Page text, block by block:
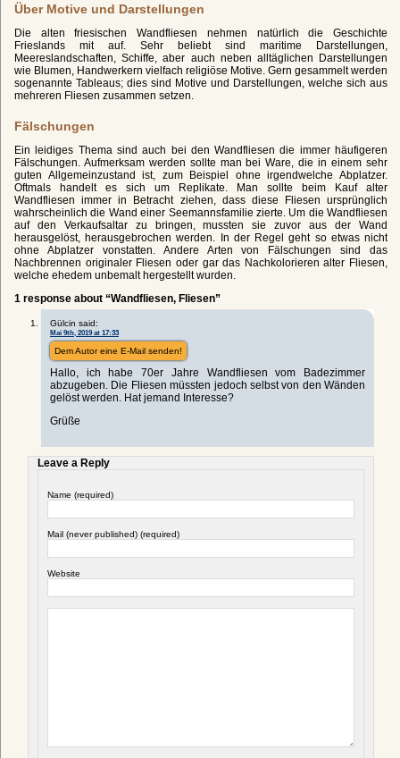
Über Motive und Darstellungen
Die alten friesischen Wandfliesen nehmen natürlich die Geschichte
Frieslands mit auf. Sehr beliebt sind maritime Darstellungen,
Meereslandschaften, Schiffe, aber auch neben alltäglichen Darstellungen
wie Blumen, Handwerkern vielfach religiöse Motive. Gern gesammelt werden
sogenannte Tableaus; dies sind Motive und Darstellungen, welche sich aus
mehreren Fliesen zusammen setzen.
Fälschungen
Ein leidiges Thema sind auch bei den Wandfliesen die immer häufigeren
Fälschungen. Aufmerksam werden sollte man bei Ware, die in einem sehr
guten Allgemeinzustand ist, zum Beispiel ohne irgendwelche Abplatzer.
Oftmals handelt es sich um Replikate. Man sollte beim Kauf alter
Wandfliesen immer in Betracht ziehen, dass diese Fliesen ursprünglich
wahrscheinlich die Wand einer Seemannsfamilie zierte. Um die Wandfliesen
auf den Verkaufsaltar zu bringen, mussten sie zuvor aus der Wand
herausgelöst, herausgebrochen werden. In der Regel geht so etwas nicht
ohne Abplatzer vonstatten. Andere Arten von Fälschungen sind das
Nachbrennen originaler Fliesen oder gar das Nachkolorieren alter Fliesen,
welche ehedem unbemalt hergestellt wurden.
1 response about “Wandfliesen, Fliesen”
Gülcin said:
Mai 9th, 2019 at 17:33
Dem Autor eine E-Mail senden!
Hallo, ich habe 70er Jahre Wandfliesen vom Badezimmer
abzugeben. Die Fliesen müssten jedoch selbst von den Wänden
gelöst werden. Hat jemand Interesse?
Grüße
Leave a Reply
Name (required)
Mail (never published) (required)
Website